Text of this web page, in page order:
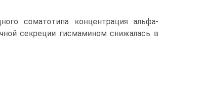
соматотипа концентрация альфа-
секре­ции гисмамином снижалась в